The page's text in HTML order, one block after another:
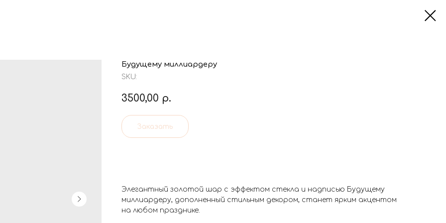
Будущему миллиардеру
SKU:
3500,00 р.
Заказать
Элегантный золотой шар с эффектом стекла и надписью Будущему
миллиардеру, дополненный стильным декором, станет ярким акцентом
на любом празднике.